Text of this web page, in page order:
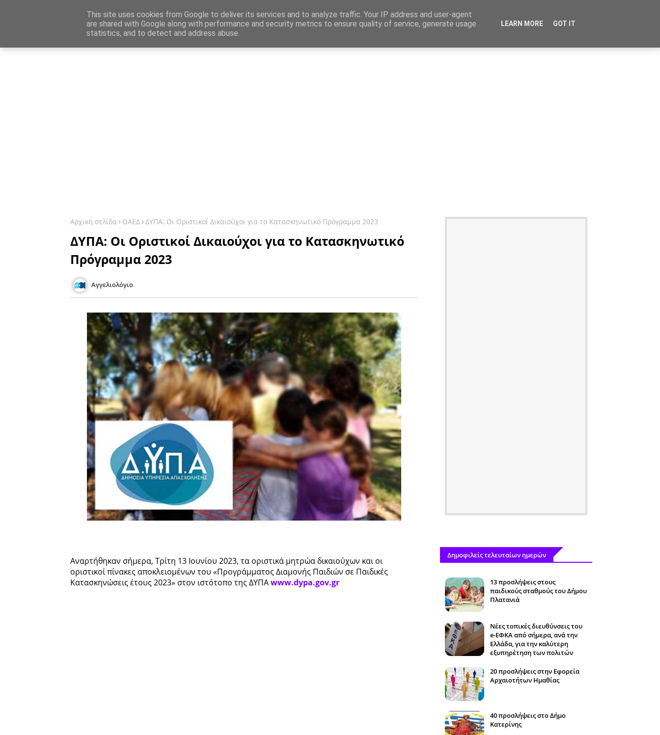
Καταχώρηση Αγγελίας Επικοινωνία Site Map
Ενημέρωση Αγγελίες Εργασίας
Αρχική σελίδα ΟΑΕΔ ΔΥΠΑ: Οι Οριστικοί Δικαιούχοι για το Κατασκηνωτικό Πρόγραμμα 2023
ΔΥΠΑ: Οι Οριστικοί Δικαιούχοι για το Κατασκηνωτικό
Πρόγραμμα 2023
Αγγελιολόγιο
Αναρτήθηκαν σήμερα, Τρίτη 13 Ιουνίου 2023, τα οριστικά μητρώα δικαιούχων και οι
οριστικοί πίνακες αποκλειομένων του «Προγράμματος Διαμονής Παιδιών σε Παιδικές
Κατασκηνώσεις έτους 2023» στον ιστότοπο της ΔΥΠΑwww.dypa.gov.gr
Δημοφιλείς τελευταίων ημερών
13 προσλήψεις στους
παιδικούς σταθμούς του Δήμου
Πλατανιά
Νέες τοπικές διευθύνσεις του
e-ΕΦΚΑ από σήμερα, ανά την
Ελλάδα, για την καλύτερη
εξυπηρέτηση των πολιτών
20 προσλήψεις στην Εφορεία
Αρχαιοτήτων Ημαθίας
40 προσλήψεις στο Δήμο
Κατερίνης
This site uses cookies from Google to deliver its services and to analyze traffic. Your IP address and user-agent
are shared with Google along with performance and security metrics to ensure quality of service, generate usage
statistics, and to detect and address abuse.
LEARN MORE GOT IT